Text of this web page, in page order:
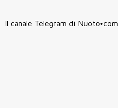
Il canale Telegram di Nuoto•com